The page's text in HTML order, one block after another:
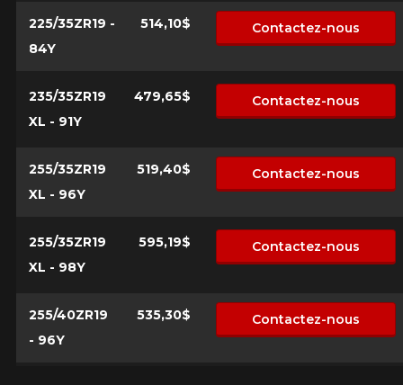
225/35ZR19 -
84Y
514,10$ Contactez-nous
235/35ZR19
XL - 91Y
479,65$ Contactez-nous
255/35ZR19
XL - 96Y
519,40$ Contactez-nous
255/35ZR19
XL - 98Y
595,19$ Contactez-nous
255/40ZR19
- 96Y
535,30$ Contactez-nous